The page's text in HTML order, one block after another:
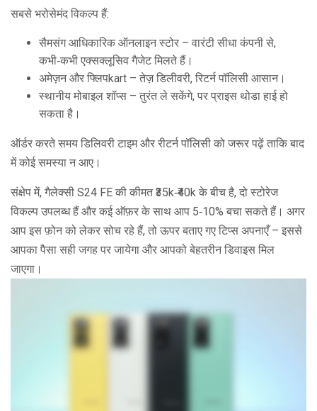
सबसे भरोसेमंद विकल्प हैं:
सैमसंग आधिकारिक ऑनलाइन स्टोर – वारंटी सीधा कंपनी से,
कभी‑कभी एक्सक्लूसिव गैजेट मिलते हैं।
अमेज़न और फ्लिपkart – तेज़ डिलीवरी, रिटर्न पॉलिसी आसान।
स्थानीय मोबाइल शॉप्स – तुरंत ले सकेंगे, पर प्राइस थोडा हाई हो
सकता है।
ऑर्डर करते समय डिलिवरी टाइम और रीटर्न पॉलिसी को जरूर पढ़ें ताकि बाद
में कोई समस्या न आए।
संक्षेप में, गैलेक्सी S24 FE की कीमत ₹35k‑₹40k के बीच है, दो स्टोरेज
विकल्प उपलब्ध हैं और कई ऑफ़र के साथ आप 5‑10% बचा सकते हैं। अगर
आप इस फ़ोन को लेकर सोच रहे हैं, तो ऊपर बताए गए टिप्स अपनाएँ – इससे
आपका पैसा सही जगह पर जायेगा और आपको बेहतरीन डिवाइस मिल
जाएगा।